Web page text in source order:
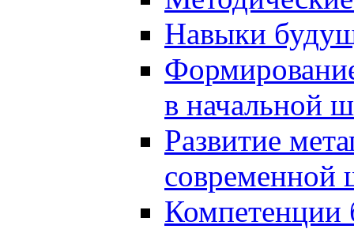
Навыки
в начальной
Развитие
современной
Компетенции